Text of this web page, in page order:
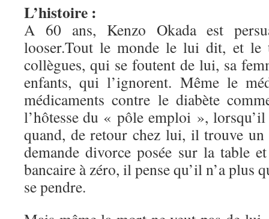
L’histoire :
A 60 ans, Kenzo Okada est
looser.Tout le monde le lui dit, et le
collègues, qui se foutent de lui, sa
enfants, qui l’ignorent. Même le
médicaments contre le diabète
l’hôtesse du « pôle emploi »,
quand, de retour chez lui, il trouve un
demande divorce posée sur la table
bancaire à zéro, il pense qu’il n’a plus
se pendre.